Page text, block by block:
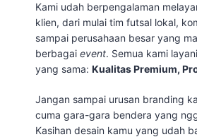
Kami udah berpengalaman
klien, dari mulai tim futsal lokal,
sampai perusahaan besar yang
berbagai event. Semua kami
yang sama: Kualitas Premium,
Jangan sampai urusan branding
cuma gara-gara bendera yang
Kasihan desain kamu yang udah